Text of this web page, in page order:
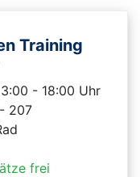
Training
- 18:00 Uhr
207
frei